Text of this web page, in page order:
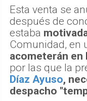
Esta venta se
después de
estaba
Comunidad, en
acometerán en
por las que la
Díaz Ayuso,
despacho